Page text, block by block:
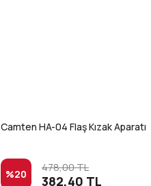
Camten HA-04 Flaş Kızak Aparatı
%20 478,00 TL
382,40 TL